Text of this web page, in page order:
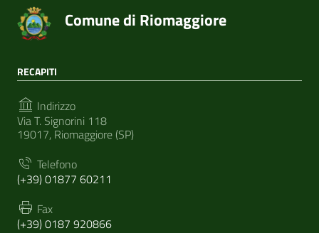
Comune di Riomaggiore
RECAPITI
Indirizzo
Via T. Signorini 118
19017, Riomaggiore (SP)
Telefono
(+39) 01877 60211
Fax
(+39) 0187 920866